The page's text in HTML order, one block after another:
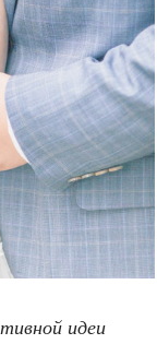
идеи